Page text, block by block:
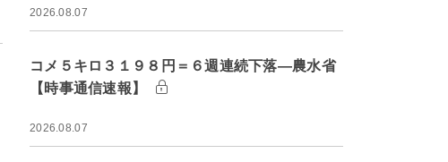
2026.08.07
コメ５キロ３１９８円＝６週連続下落―農水省
【時事通信速報】
2026.08.07